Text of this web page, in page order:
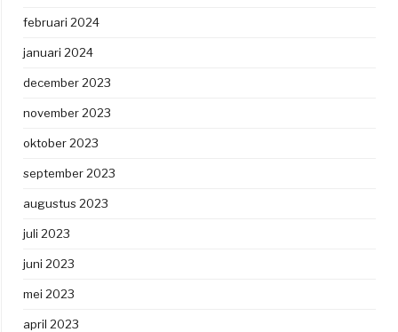
februari 2024
januari 2024
december 2023
november 2023
oktober 2023
september 2023
augustus 2023
juli 2023
juni 2023
mei 2023
april 2023